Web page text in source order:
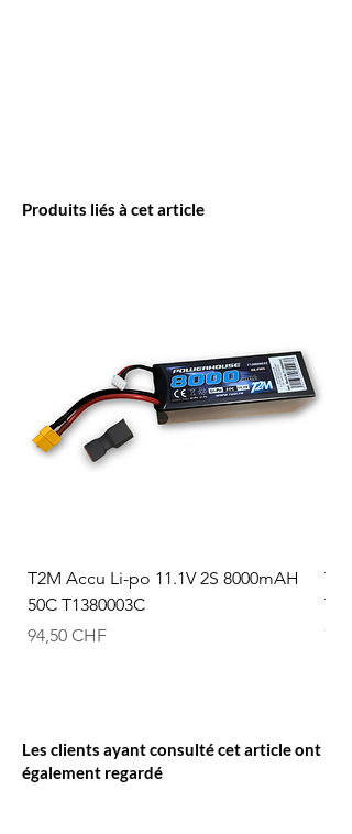
Produits liés à cet article
T2M Accu Li-po 11.1V 2S 8000mAH
50C T1380003C
Prix
94,50 CHF
Prix
Les clients ayant consulté cet article ont
également regardé